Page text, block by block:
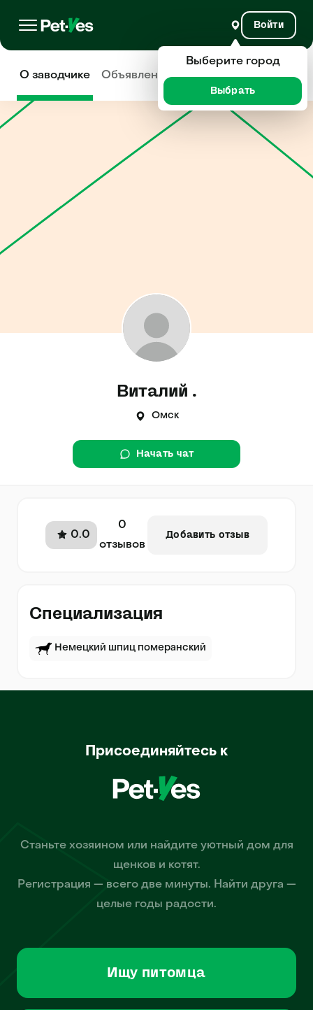
Войти
О заводчике Объявления Отзывы
Виталий .
Омск
Начать чат
0.0
0
отзывов
Добавить отзыв
Специализация
Немецкий шпиц померанский
Присоединяйтесь к
Станьте хозяином или найдите уютный дом для
щенков и котят.
Регистрация — всего две минуты. Найти друга —
целые годы радости.
Ищу питомца
Выберите город
Выбрать